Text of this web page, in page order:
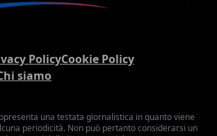
PolicyCookie Policy
siamo
una testata giornalistica in quanto viene
periodicità. Non può pertanto considerarsi un